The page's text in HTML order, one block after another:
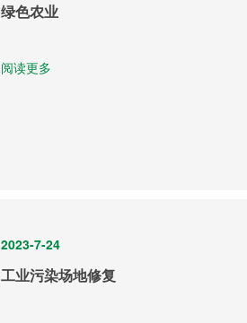
绿色农业
阅读更多
2023-7-24
工业污染场地修复